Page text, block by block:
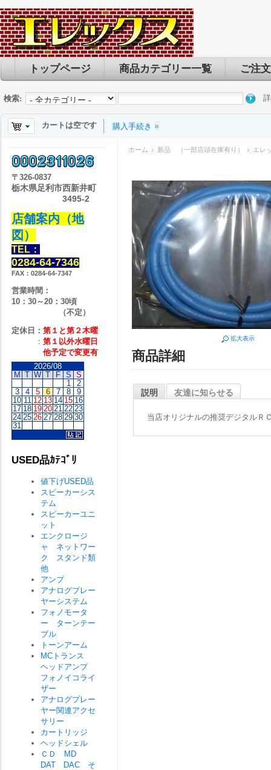
トップページ 商品カテゴリー一覧 ご注
検索:
カートは空です 購入手続き
ホーム 新品 （一部店頭在庫有り） エレ
拡大表示
商品詳細
説明 友達に知らせる
当店オリジナルの推奨デジタルＲ
〒 326-0837
栃木県足利市西新井町
3495-2
店舗案内（地
図）
TEL：
0284-64-7346
FAX：0284-64-7347
営業時間：
10：30～20：30頃
（不定）
定休日： 第１と第２木曜
： 第１以外水曜日
他予定で変更有
2026/08
M T W T F S S
1
2
3
4 5 6 7 8
9
10 11 12 13 14 15 16
17 18 19 20 21 22 23
24 25 26 27 28 29 30
31
USED品ｶﾃｺﾞﾘ
値下げUSED品
スピーカーシス
テム
スピーカーユニ
ット
エンクロージ
ャ ネットワー
ク スタンド類
他
アンプ
アナログプレー
ヤーシステム
フォノモータ
ー ターンテー
ブル
トーンアーム
MCトランス
ヘッドアンプ
フォノイコライ
ザー
アナログプレー
ヤー関連アクセ
サリー
カートリッジ
ヘッドシェル
ＣＤ MD
DAT DAC そ